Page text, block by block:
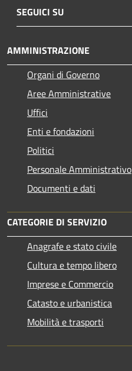
SEGUICI SU
AMMINISTRAZIONE
Organi di Governo
Aree Amministrative
Uffici
Enti e fondazioni
Politici
Personale Amministrativo
Documenti e dati
CATEGORIE DI SERVIZIO
Anagrafe e stato civile
Cultura e tempo libero
Imprese e Commercio
Catasto e urbanistica
Mobilità e trasporti